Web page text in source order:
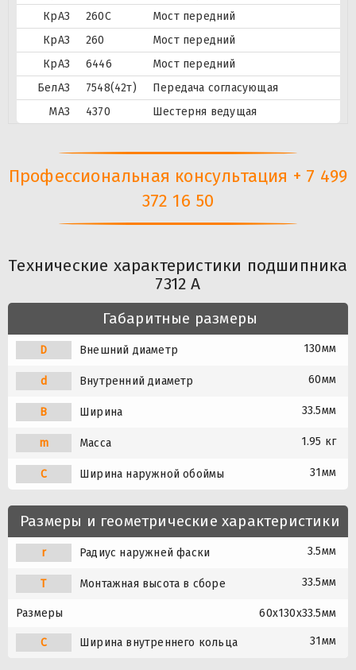
КрАЗ
260С
Мост передний
КрАЗ
260
Мост передний
КрАЗ
6446
Мост передний
БелАЗ
7548(42т)
Передача согласующая
МАЗ
4370 Шестерня ведущая
Профессиональная консультация + 7 499
372 16 50
Технические характеристики подшипника
7312 А
Габаритные размеры
D Внешний диаметр 130мм
d Внутренний диаметр 60мм
B Ширина 33.5мм
m Масса 1.95 кг
C Ширина наружной обоймы 31мм
Размеры и геометрические характеристики
r Радиус наружней фаски 3.5мм
T Монтажная высота в сборе 33.5мм
Размеры 60x130x33.5мм
C Ширина внутреннего кольца 31мм